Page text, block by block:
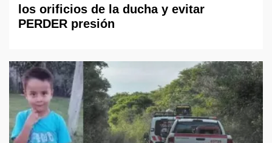
los orificios de la ducha y evitar
PERDER presión